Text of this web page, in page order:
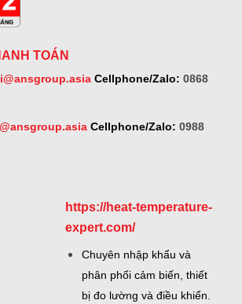
TOÁN
Cellphone/Zalo: 0868
Cellphone/Zalo: 0988
https://heat-temperature-
expert.com/
Chuyên nhập khẩu và
phân phối cảm biến, thiết
bị đo lường và điều khiển.